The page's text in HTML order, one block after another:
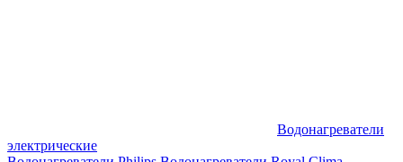
Водонагреватели
электрические